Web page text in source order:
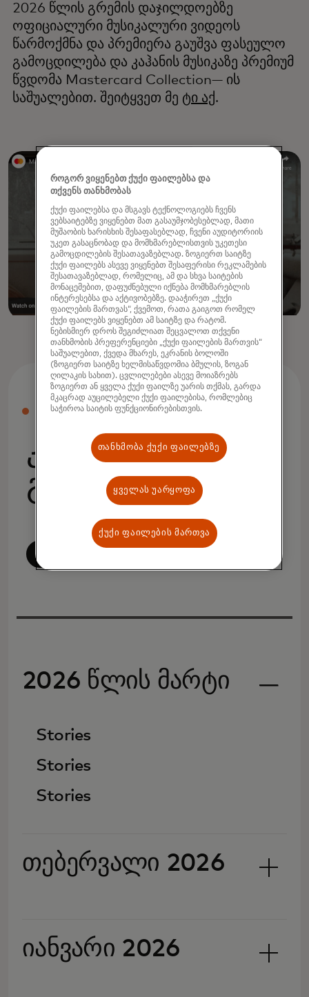
2026 წლის გრემის დაჯილდოებზე
ოფიციალური მუსიკალური ვიდეოს
წარმოქმნა და პრემიერა გაუშვა ფასეულო
გამოცდილება და კაჰანის მუსიკაზე პრემიუმ
წვდომა Mastercard Collection— ის
საშუალებით. შეიტყვეთ მე ტი აქ.
ᲞᲠᲔᲡᲐ
კომპანიის
განცხადებები
2026 წლის მარტი
Stories
Stories
Stories
თებერვალი 2026
იანვარი 2026
როგორ ვიყენებთ ქუქი ფაილებსა და
თქვენს თანხმობას
ქუქი ფაილებსა და მსგავს ტექნოლოგიებს ჩვენს
ვებსაიტებზე ვიყენებთ მათ გასაუმჯობესებლად, მათი
მუშაობის ხარისხის შესაფასებლად, ჩვენი აუდიტორიის
უკეთ გასაცნობად და მომხმარებლისთვის უკეთესი
გამოცდილების შესათავაზებლად. ზოგიერთ საიტზე
ქუქი ფაილებს ასევე ვიყენებთ შესაფერისი რეკლამების
შესათავაზებლად, რომელიც, ამ და სხვა საიტების
მონაცემებით, დაფუძნებული იქნება მომხმარებლის
ინტერესებსა და აქტივობებზე. დააჭირეთ „ქუქი
ფაილების მართვას“, ქვემოთ, რათა გაიგოთ რომელ
ქუქი ფაილებს ვიყენებთ ამ საიტზე და რატომ.
ნებისმიერ დროს შეგიძლიათ შეცვალოთ თქვენი
თანხმობის პრეფერენციები „ქუქი ფაილების მართვის“
საშუალებით, ქვედა მხარეს, ეკრანის ბოლოში
(ზოგიერთ საიტზე ხელმისაწვდომია ბმულის, ზოგან
ღილაკის სახით). ცვლილებები ასევე მოიაზრებს
ზოგიერთ ან ყველა ქუქი ფაილზე უარის თქმას, გარდა
მკაცრად აუცილებელი ქუქი ფაილებისა, რომლებიც
საჭიროა საიტის ფუნქციონირებისთვის.
თანხმობა ქუქი ფაილებზე
ყველას უარყოფა
ქუქი ფაილების მართვა